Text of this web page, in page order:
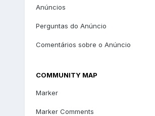
Anúncios
Perguntas do Anúncio
Comentários sobre o Anúncio
COMMUNITY MAP
Marker
Marker Comments